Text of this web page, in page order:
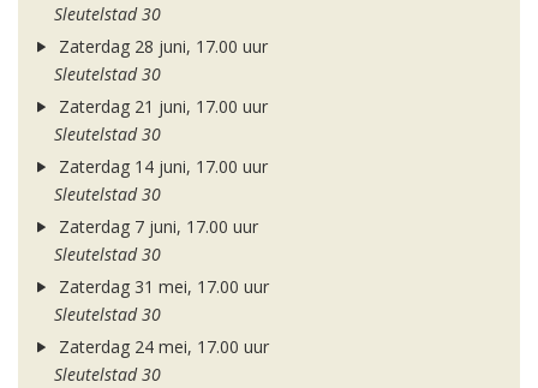
Sleutelstad 30
Zaterdag 28 juni, 17.00 uur
Sleutelstad 30
Zaterdag 21 juni, 17.00 uur
Sleutelstad 30
Zaterdag 14 juni, 17.00 uur
Sleutelstad 30
Zaterdag 7 juni, 17.00 uur
Sleutelstad 30
Zaterdag 31 mei, 17.00 uur
Sleutelstad 30
Zaterdag 24 mei, 17.00 uur
Sleutelstad 30